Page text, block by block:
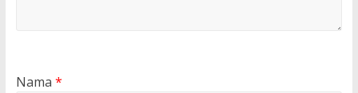
Nama *